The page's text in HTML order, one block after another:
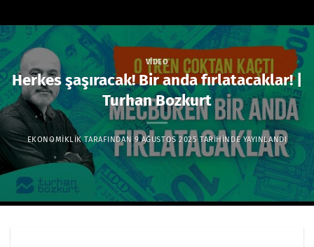
VIDEO
Herkes şaşıracak! Bir anda fırlatacaklar! |
Turhan Bozkurt
EKONOMIKLIKTARAFINDAN 9 AĞUSTOS 2025TARIHINDE YAYINLANDI